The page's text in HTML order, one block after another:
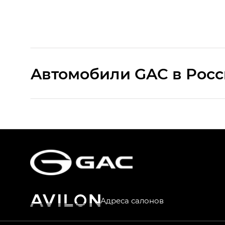
Aвтомобили GAC в
HYPTEC HT — Хайптек Эйч Ти (HYPTEC
Адреса салонов